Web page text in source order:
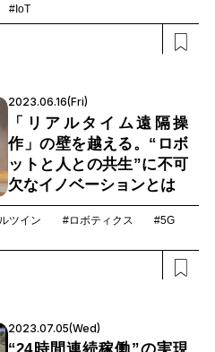
#IoT
2023.06.16(Fri)
「リアルタイム遠隔操
作」の壁を越える。“ロボ
ットと人との共生”に不可
欠なイノベーションとは
ツイン #ロボティクス
#5G
2023.07.05(Wed)